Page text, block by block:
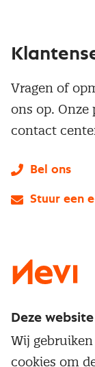
Service & contact
Vragen of
ons op. Onze
contact
Bel ons
Stuur een
Deze
Wij
cookies om